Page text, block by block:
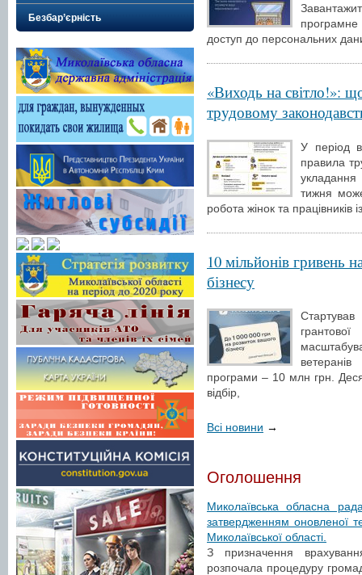
Безбар’єрність
доступ до персональних
«Виходь на світло!»:
трудовому
У період
правила
укладання
тижня
робота жінок та працівників із
10 мільйонів гривень
бізнесу
програми – 10 млн грн.
відбір,
Всі новини →
Оголошення
Миколаївська обласна
затвердженням оновленої
Миколаївської області.
З призначення
розпочала процедуру